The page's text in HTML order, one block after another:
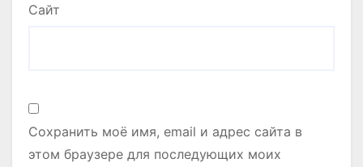
Сайт
Сохранить моё имя, email и адрес сайта в
этом браузере для последующих моих